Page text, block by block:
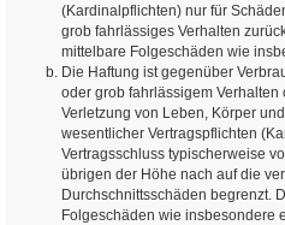
(Kardinalpflichten) nur für
grob fahrlässiges Verhalten
mittelbare Folgeschäden wie
Die Haftung ist gegenüber
oder grob fahrlässigem
Verletzung von Leben, Körper
wesentlicher Vertragspflichten
Vertragsschluss typischerweise
übrigen der Höhe nach auf die
Durchschnittsschäden begrenzt.
Folgeschäden wie insbesondere